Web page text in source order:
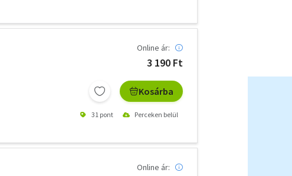
Online ár:
3 190 Ft
Kosárba
31 pont Perceken belül
Online ár: